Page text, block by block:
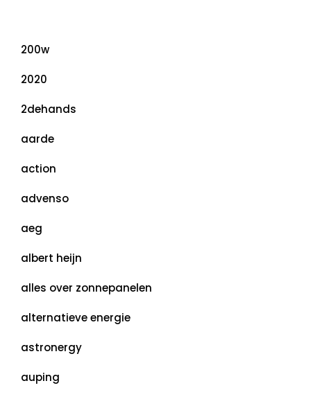
200w
2020
2dehands
aarde
action
advenso
aeg
albert heijn
alles over zonnepanelen
alternatieve energie
astronergy
auping